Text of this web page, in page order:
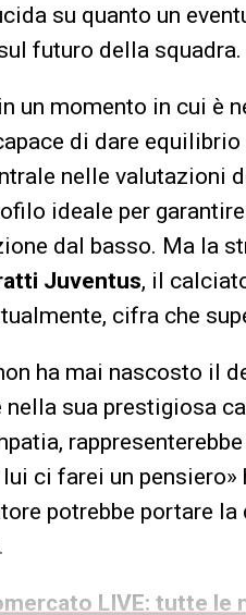
su quanto un
futuro della squadra.
un momento in cui è
di dare equilibrio
nelle valutazioni
ideale per
dal basso. Ma la
Juventus, il
cifra che
ha mai nascosto il
sua prestigiosa
ci farei un
potrebbe portare la
LIVE: tutte